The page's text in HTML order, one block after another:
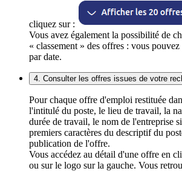
cliquez sur :
Vous avez également la possibilité de
« classement » des offres : vous
par date.
4. Consulter les offres issues de votre
Pour chaque offre d'emploi restituée
l'intitulé du poste, le lieu de travail, la
durée de travail, le nom de l'entreprise
premiers caractères du descriptif du
publication de l'offre.
Vous accédez au détail d'une offre en
ou sur le logo sur la gauche. Vous